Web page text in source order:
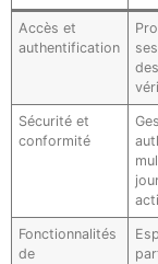
Accès et
authentification
Sécurité et
conformité
Fonctionnalités
de